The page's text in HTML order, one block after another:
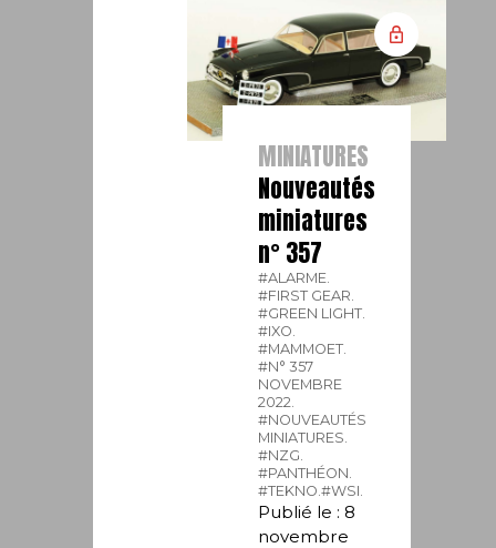
MINIATURES
Nouveautés
miniatures
n° 357
#ALARME.
#FIRST GEAR.
#GREEN LIGHT.
#IXO.
#MAMMOET.
#N° 357
NOVEMBRE
2022.
#NOUVEAUTÉS
MINIATURES.
#NZG.
#PANTHÉON.
#TEKNO. #WSI.
Publié le : 8
novembre